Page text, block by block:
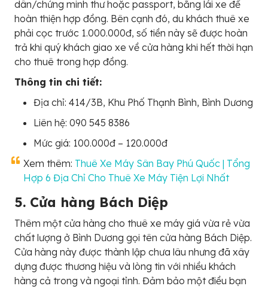
dân/chứng minh thư hoặc passport, bằng lái xe để
hoàn thiện hợp đồng. Bên cạnh đó, du khách thuê xe
phải cọc trước 1.000.000đ, số tiền này sẽ được hoàn
trả khi quý khách giao xe về cửa hàng khi hết thời hạn
cho thuê trong hợp đồng.
Thông tin chi tiết:
Địa chỉ: 414/3B, Khu Phố Thạnh Bình, Bình Dương
Liên hệ: 090 545 8386
Mức giá: 100.000đ – 120.000đ
Xem thêm: Thuê Xe Máy Sân Bay Phú Quốc | Tổng
Hợp 6 Địa Chỉ Cho Thuê Xe Máy Tiện Lợi Nhất
5. Cửa hàng Bách Diệp
Thêm một cửa hàng cho thuê xe máy giá vừa rẻ vừa
chất lượng ở Bình Dương gọi tên cửa hàng Bách Diệp.
Cửa hàng này được thành lập chưa lâu nhưng đã xây
dựng được thương hiệu và lòng tin với nhiều khách
hàng cả trong và ngoại tỉnh. Đảm bảo một điều bạn